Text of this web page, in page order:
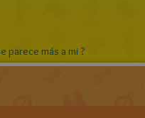
parece más a mi ?